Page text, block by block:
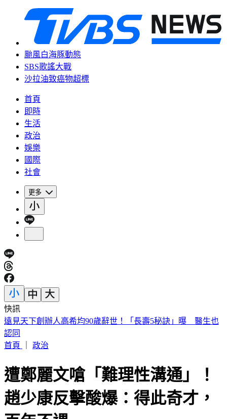
颱風白海豚動態
SBS歌謠大戰
沙拉油致癌物超標
首頁
即時
生活
政治
娛樂
國際
社會
更多
快訊
美股開盤／聯準會升息疑慮意外減緩！標普、那指「雙開高」
首頁
遭鄭麗文嗆「難理性溝通」！
趙少康反擊酸爆：得此奇才，
百年不遇